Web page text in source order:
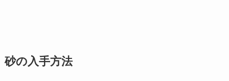
砂の入手方法